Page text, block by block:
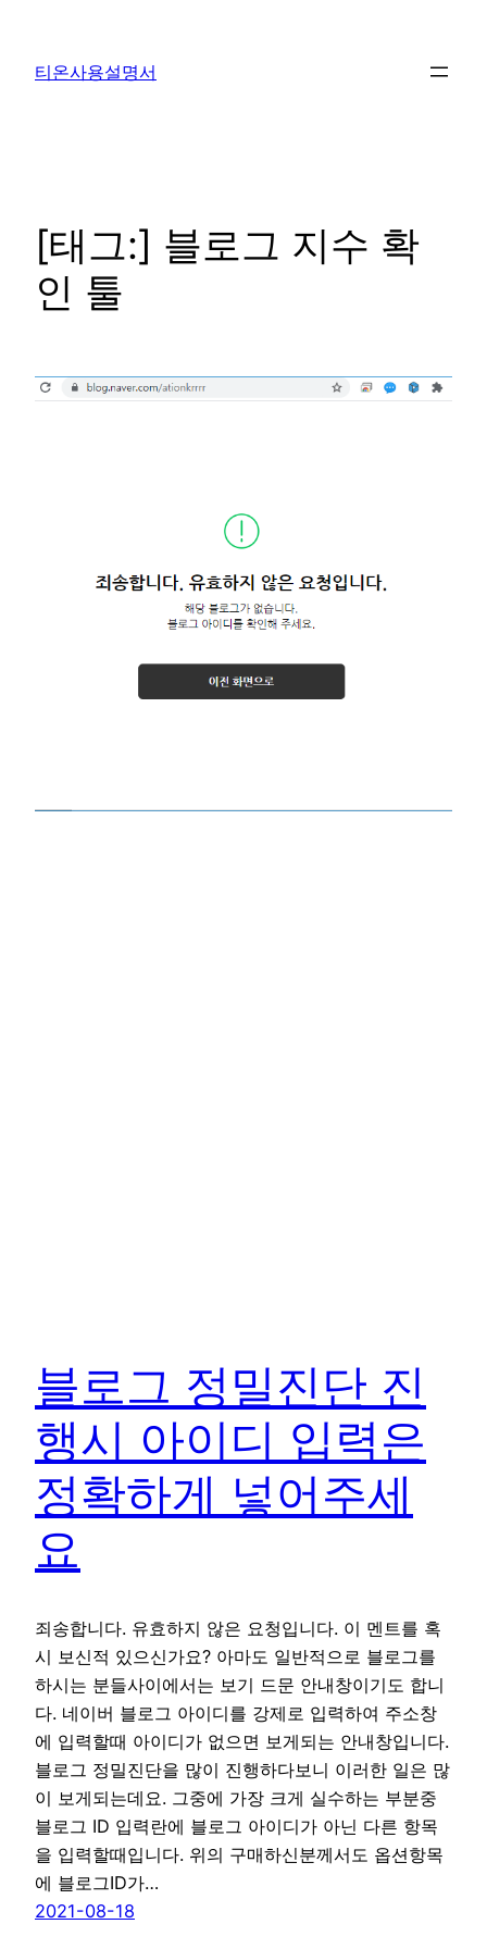
티온사용설명서
[태그:] 블로그 지수 확
인 툴
블로그 정밀진단 진
행시 아이디 입력은
정확하게 넣어주세
요
죄송합니다. 유효하지 않은 요청입니다. 이 멘트를 혹
시 보신적 있으신가요? 아마도 일반적으로 블로그를
하시는 분들사이에서는 보기 드문 안내창이기도 합니
다. 네이버 블로그 아이디를 강제로 입력하여 주소창
에 입력할때 아이디가 없으면 보게되는 안내창입니다.
블로그 정밀진단을 많이 진행하다보니 이러한 일은 많
이 보게되는데요. 그중에 가장 크게 실수하는 부분중
블로그 ID 입력란에 블로그 아이디가 아닌 다른 항목
을 입력할때입니다. 위의 구매하신분께서도 옵션항목
에 블로그ID가…
2021-08-18